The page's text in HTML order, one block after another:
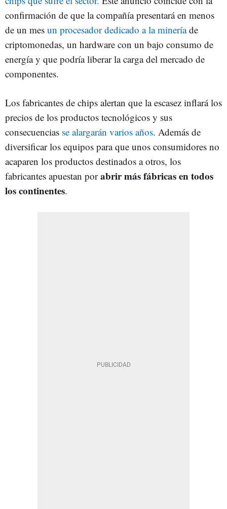
confirmación de que la compañía presentará en menos
de un mes un procesador dedicado a la mineríade
criptomonedas, un hardware con un bajo consumo de
energía y que podría liberar la carga del mercado de
componentes.
Los fabricantes de chips alertan que la escasez inflará los
precios de los productos tecnológicos y sus
consecuencias se alargarán varios años. Además de
diversificar los equipos para que unos consumidores no
acaparen los productos destinados a otros, los
fabricantes apuestan porabrir más fábricas en todos
los continentes.